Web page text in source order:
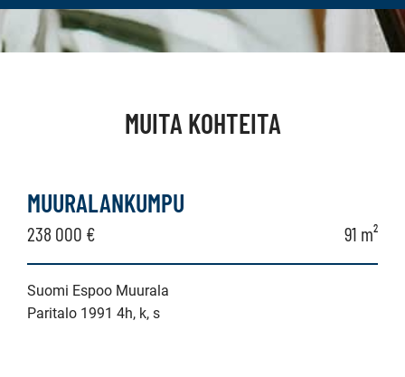
MUITA KOHTEITA
MUURALANKUMPU
238 000 € 91 m²
Suomi Espoo Muurala
Paritalo 1991 4h, k, s